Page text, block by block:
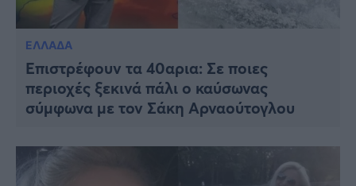
ΕΛΛΑΔΑ
Επιστρέφουν τα 40αρια: Σε ποιες
περιοχές ξεκινά πάλι ο καύσωνας
σύμφωνα με τον Σάκη Αρναούτογλου